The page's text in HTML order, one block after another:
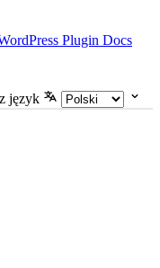
Plugin Docs
język